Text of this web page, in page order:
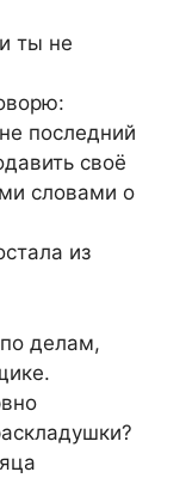
ты не
последний
своё
словами о
из
делам,